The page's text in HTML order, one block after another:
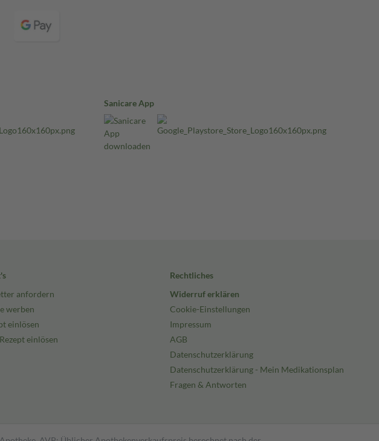
Sanicare App
anfordern
werben
einlösen
einlösen
Rechtliches
Widerruf erklären
Cookie-Einstellungen
Impressum
AGB
Datenschutzerklärung
Datenschutzerklärung - Mein Medikationsplan
Fragen & Antworten